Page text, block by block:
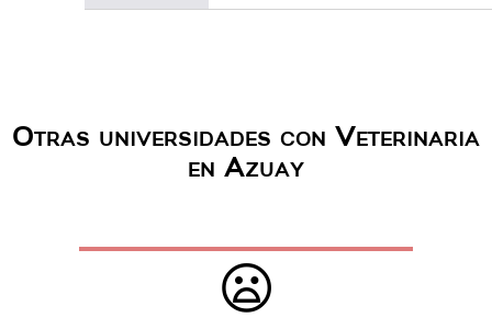
Otras universidades con Veterinaria
en Azuay
😦